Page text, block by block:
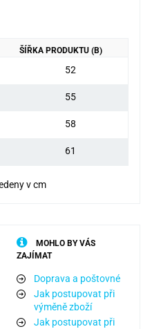
ŠÍŘKA PRODUKTU (B)
52
55
58
61
v cm
MOHLO BY VÁS
ZAJÍMAT
Doprava a poštovné
Jak postupovat při
výměně zboží
Jak postupovat při